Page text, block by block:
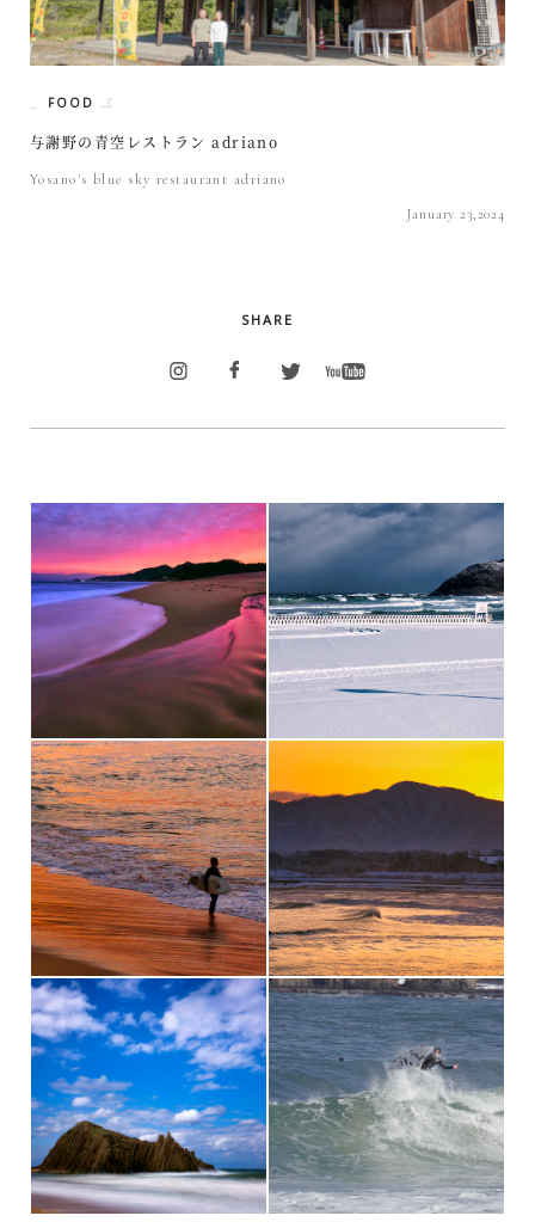
FOOD
与謝野の青空レストラン adriano
Yosano's blue sky restaurant adriano
January 23,2024
SHARE